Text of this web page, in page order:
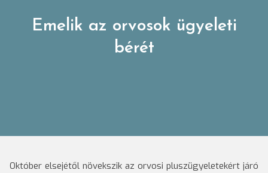
Emelik az orvosok ügyeleti
bérét
Október elsejétől növekszik az orvosi pluszügyeletekért járó